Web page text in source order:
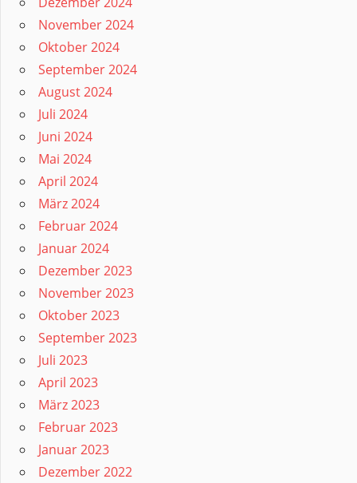
November 2024
Oktober 2024
September 2024
August 2024
Juli 2024
Juni 2024
Mai 2024
April 2024
März 2024
Februar 2024
Januar 2024
Dezember 2023
November 2023
Oktober 2023
September 2023
Juli 2023
April 2023
März 2023
Februar 2023
Januar 2023
Dezember 2022